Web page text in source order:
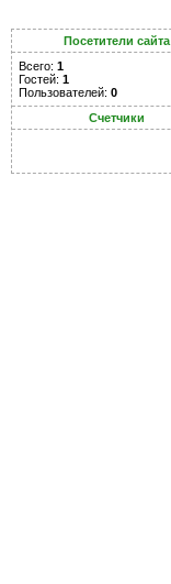
Посетители сайта
Всего: 1
Гостей: 1
Пользователей: 0
Счетчики